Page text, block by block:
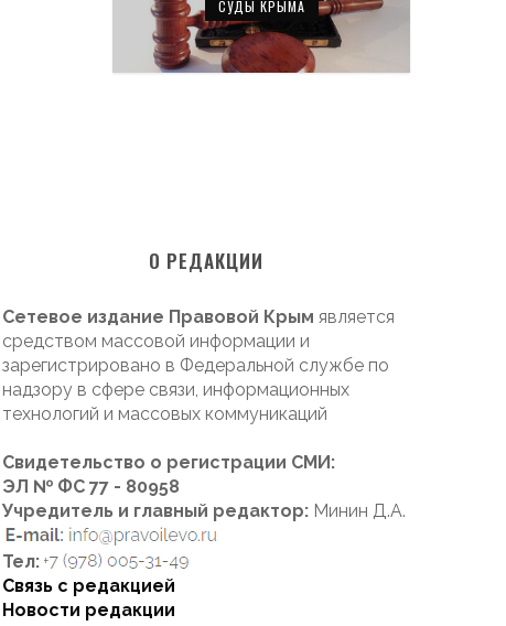
СУДЫ КРЫМА
О РЕДАКЦИИ
Сетевое издание Правовой Крым является
средством массовой информации и
зарегистрировано в Федеральной службе по
надзору в сфере связи, информационных
технологий и массовых коммуникаций
Свидетельство о регистрации СМИ:
ЭЛ № ФС 77 - 80958
Учредитель и главный редактор: Минин Д.А.
Тел:
Связь с редакцией
Новости редакции